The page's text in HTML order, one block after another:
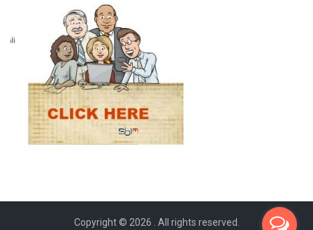
Copyright © 2026 . All rights reserved.